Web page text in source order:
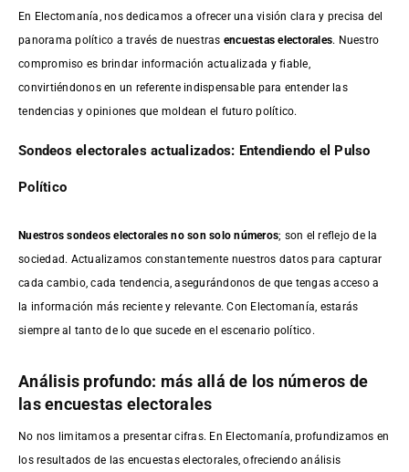
En Electomanía, nos dedicamos a ofrecer una visión clara y precisa del
panorama político a través de nuestras encuestas electorales. Nuestro
compromiso es brindar información actualizada y fiable,
convirtiéndonos en un referente indispensable para entender las
tendencias y opiniones que moldean el futuro político.
Sondeos electorales actualizados: Entendiendo el Pulso
Político
Nuestros sondeos electorales no son solo números; son el reflejo de la
sociedad. Actualizamos constantemente nuestros datos para capturar
cada cambio, cada tendencia, asegurándonos de que tengas acceso a
la información más reciente y relevante. Con Electomanía, estarás
siempre al tanto de lo que sucede en el escenario político.
Análisis profundo: más allá de los números de
las encuestas electorales
No nos limitamos a presentar cifras. En Electomanía, profundizamos en
los resultados de las encuestas electorales, ofreciendo análisis